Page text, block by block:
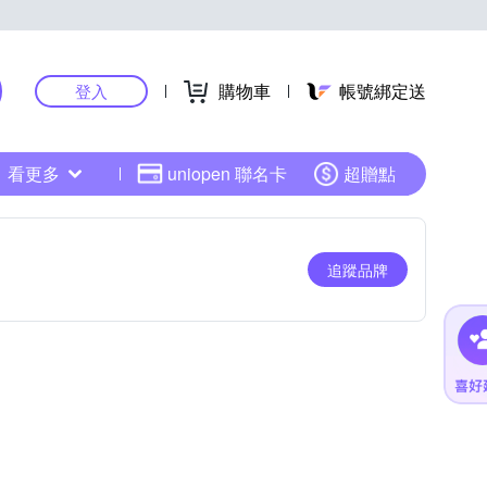
登入 購物車 帳號綁定送
看更多 uniopen 聯名卡 超贈點
追蹤品牌